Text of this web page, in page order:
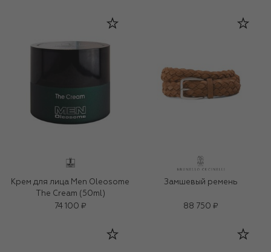
Крем для лица Men Oleosome
The Cream (50ml)
74 100 ₽
Замшевый ремень
88 750 ₽